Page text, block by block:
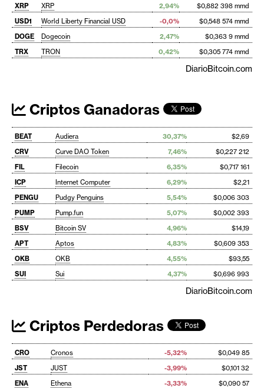
XRP XRP 2,94%
$0,882 398 mmd
USD1
World Liberty Financial USD -0,0%
$0,548 574 mmd
DOGE
Dogecoin 2,47%
$0,363 9 mmd
TRX
TRON 0,42% $0,305 774 mmd
DiarioBitcoin.com
Criptos Ganadoras
BEAT Audiera 30,37%
$2,69
CRV
Curve DAO Token 7,46%
$0,227 212
FIL
Filecoin 6,35%
$0,717 161
ICP
Internet Computer 6,29%
$2,21
PENGU
Pudgy Penguins 5,54%
$0,006 303
PUMP
Pump.fun 5,07%
$0,002 393
BSV
Bitcoin SV 4,96%
$14,19
APT
Aptos 4,83%
$0,609 353
OKB
OKB 4,55%
$93,55
SUI
Sui 4,37% $0,696 993
DiarioBitcoin.com
Criptos Perdedoras
CRO Cronos -5,32%
$0,049 85
JST
JUST -3,99%
$0,101 32
ENA
Ethena -3,33%
$0,090 57